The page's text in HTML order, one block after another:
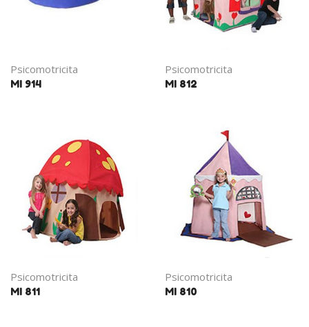
Psicomotricita
MI 914
Psicomotricita
MI 812
Psicomotricita
MI 811
Psicomotricita
MI 810